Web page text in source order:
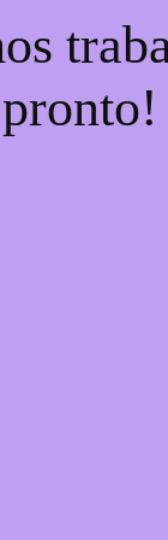
pronto!